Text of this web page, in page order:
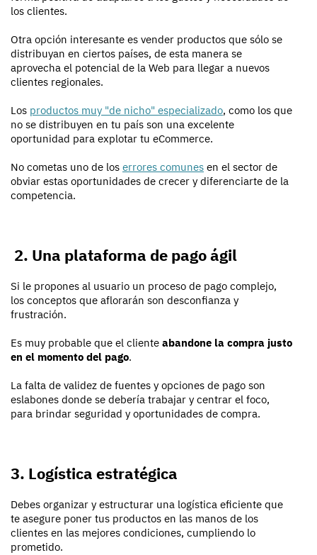
los clientes.
Otra opción interesante es vender productos que sólo se
distribuyan en ciertos países, de esta manera se
aprovecha el potencial de la Web para llegar a nuevos
clientes regionales.
Los productos muy "de nicho" especializado, como los que
no se distribuyen en tu país son una excelente
oportunidad para explotar tu eCommerce.
No cometas uno de los errores comunes en el sector de
obviar estas oportunidades de crecer y diferenciarte de la
competencia.
2. Una plataforma de pago ágil
Si le propones al usuario un proceso de pago complejo,
los conceptos que aflorarán son desconfianza y
frustración.
Es muy probable que el cliente abandone la compra justo
en el momento del pago.
La falta de validez de fuentes y opciones de pago son
eslabones donde se debería trabajar y centrar el foco,
para brindar seguridad y oportunidades de compra.
3. Logística estratégica
Debes organizar y estructurar una logística eficiente que
te asegure poner tus productos en las manos de los
clientes en las mejores condiciones, cumpliendo lo
prometido.